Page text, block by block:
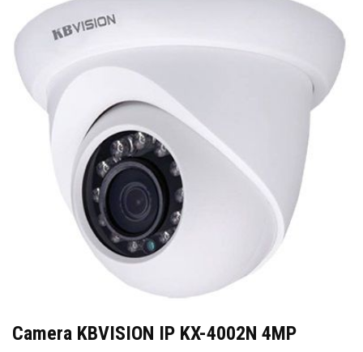
Camera KBVISION IP KX-4002N 4MP